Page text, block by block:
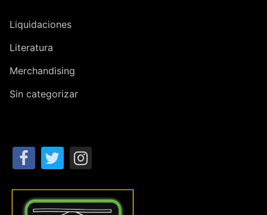
Liquidaciones
Literatura
Merchandising
Sin categorizar